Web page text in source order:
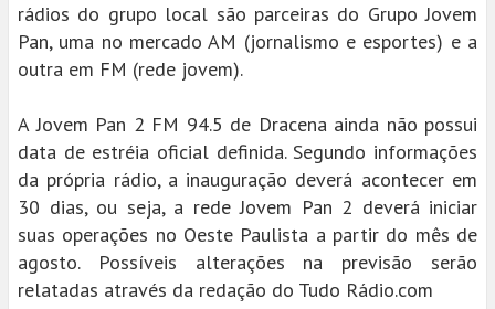
rádios do grupo local são parceiras do Grupo Jovem
Pan, uma no mercado AM (jornalismo e esportes) e a
outra em FM (rede jovem).
A Jovem Pan 2 FM 94.5 de Dracena ainda não possui
data de estréia oficial definida. Segundo informações
da própria rádio, a inauguração deverá acontecer em
30 dias, ou seja, a rede Jovem Pan 2 deverá iniciar
suas operações no Oeste Paulista a partir do mês de
agosto. Possíveis alterações na previsão serão
relatadas através da redação do Tudo Rádio.com